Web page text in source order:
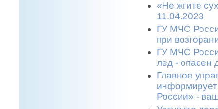
«Не жгите
11.04.2023
ГУ МЧС
при
ГУ МЧС
лед - опасен
Главное
России» -